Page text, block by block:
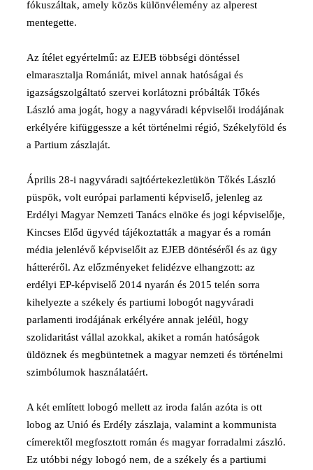
fókuszáltak, amely közös különvélemény az alperest
mentegette.
Az ítélet egyértelmű: az EJEB többségi döntéssel
elmarasztalja Romániát, mivel annak hatóságai és
igazságszolgáltató szervei korlátozni próbálták Tőkés
László ama jogát, hogy a nagyváradi képviselői irodájának
erkélyére kifüggessze a két történelmi régió, Székelyföld és
a Partium zászlaját.
Április 28-i nagyváradi sajtóértekezletükön Tőkés László
püspök, volt európai parlamenti képviselő, jelenleg az
Erdélyi Magyar Nemzeti Tanács elnöke és jogi képviselője,
Kincses Előd ügyvéd tájékoztatták a magyar és a román
média jelenlévő képviselőit az EJEB döntéséről és az ügy
hátteréről. Az előzményeket felidézve elhangzott: az
erdélyi EP-képviselő 2014 nyarán és 2015 telén sorra
kihelyezte a székely és partiumi lobogót nagyváradi
parlamenti irodájának erkélyére annak jeléül, hogy
szolidaritást vállal azokkal, akiket a román hatóságok
üldöznek és megbüntetnek a magyar nemzeti és történelmi
szimbólumok használatáért.
A két említett lobogó mellett az iroda falán azóta is ott
lobog az Unió és Erdély zászlaja, valamint a kommunista
címerektől megfosztott román és magyar forradalmi zászló.
Ez utóbbi négy lobogó nem, de a székely és a partiumi